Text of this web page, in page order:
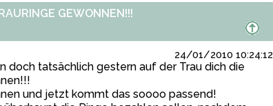
GEWONNEN!!!
24/01/2010 10:24:12
doch tatsächlich gestern auf der Trau dich die
und jetzt kommt das soooo passend!